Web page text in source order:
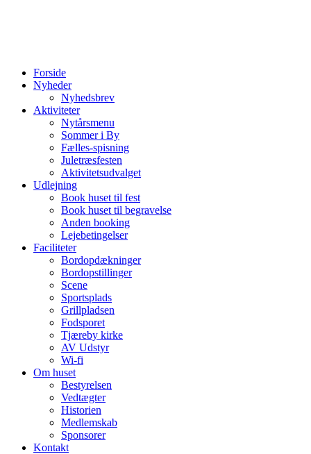
Forside
Nyheder
Nyhedsbrev
Aktiviteter
Nytårsmenu
Sommer i By
Fælles-spisning
Juletræsfesten
Aktivitetsudvalget
Udlejning
Book huset til fest
Book huset til begravelse
Anden booking
Lejebetingelser
Faciliteter
Bordopdækninger
Bordopstillinger
Scene
Sportsplads
Grillpladsen
Fodsporet
Tjæreby kirke
AV Udstyr
Wi-fi
Om huset
Bestyrelsen
Vedtægter
Historien
Medlemskab
Sponsorer
Kontakt